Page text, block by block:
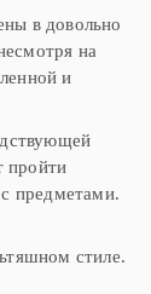
в довольно
на
и
пройти
предметами.
стиле.